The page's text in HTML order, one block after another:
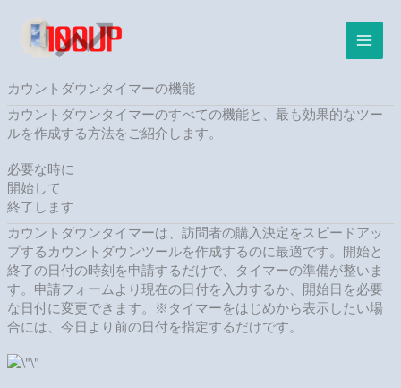
キ
ッ
プ
カウントダウンタイマーの機能
カウントダウンタイマーのすべての機能と、最も効果的なツー
ルを作成する方法をご紹介します。
必要な時に
開始して
終了します
カウントダウンタイマーは、訪問者の購入決定をスピードアッ
プするカウントダウンツールを作成するのに最適です。開始と
終了の日付の時刻を申請するだけで、タイマーの準備が整いま
す。申請フォームより現在の日付を入力するか、開始日を必要
な日付に変更できます。※タイマーをはじめから表示したい場
合には、今日より前の日付を指定するだけです。